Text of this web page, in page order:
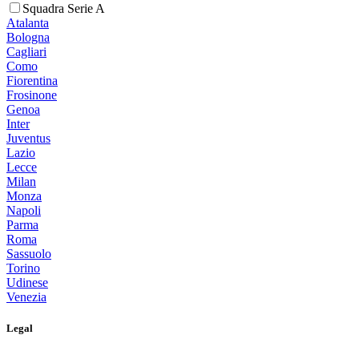
Squadra Serie A
Atalanta
Bologna
Cagliari
Como
Fiorentina
Frosinone
Genoa
Inter
Juventus
Lazio
Lecce
Milan
Monza
Napoli
Parma
Roma
Sassuolo
Torino
Udinese
Venezia
Legal